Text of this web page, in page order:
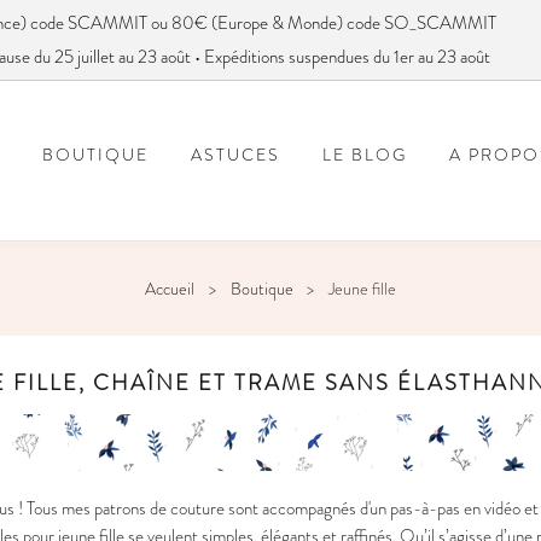
code SCAMMIT ou 80€ (Europe & Monde) code SO_SCAMMIT
du 25 juillet au 23 août • Expéditions suspendues du 1er au 23 août
BOUTIQUE ASTUCES LE BLOG A
Accueil Boutique Jeune fille
FILLE, CHAÎNE ET TRAME SANS
! Tous mes patrons de couture sont accompagnés d'un pas-à-pas en vidéo